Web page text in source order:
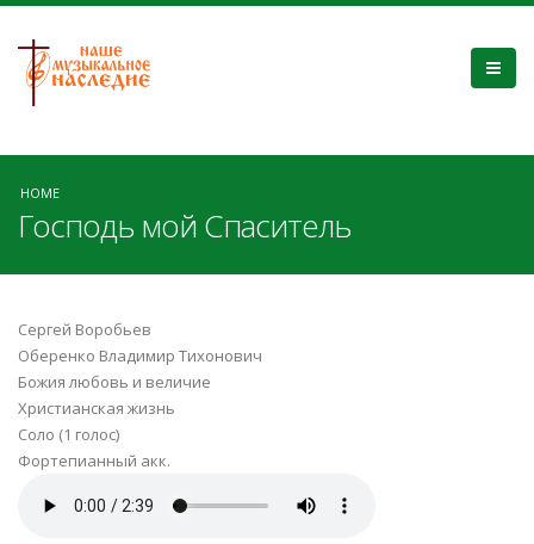
HOME
Господь мой Спаситель
Сергей Воробьев
Оберенко Владимир Тихонович
Божия любовь и величие
Христианская жизнь
Соло (1 голос)
Фортепианный акк.
Господь мой Спаситель.mp3